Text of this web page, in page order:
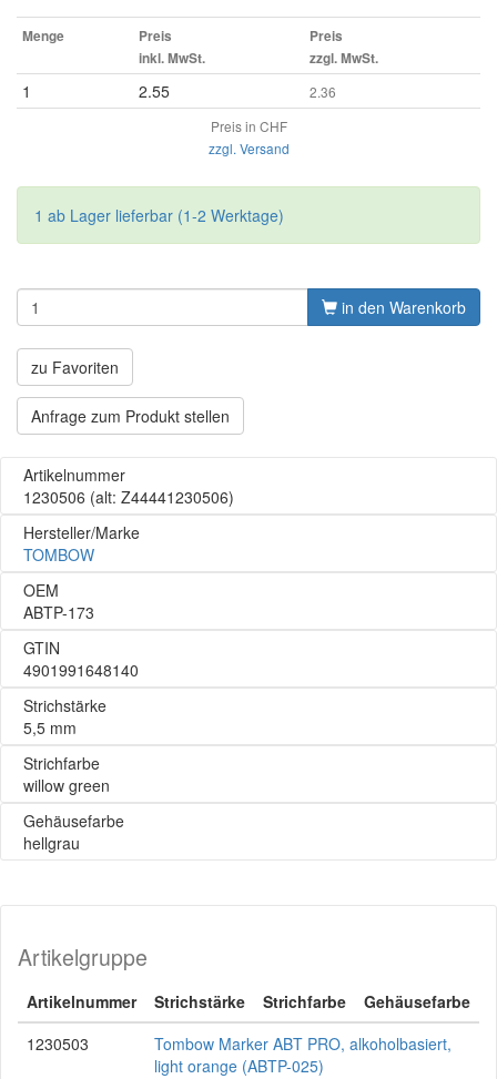
Menge
Preis
inkl. MwSt.
Preis
zzgl. MwSt.
1 2.55
2.36
Preis in CHF
zzgl. Versand
1 ab Lager lieferbar (1-2 Werktage)
in den Warenkorb
zu Favoriten
Anfrage zum Produkt stellen
Artikelnummer
1230506 (alt: Z44441230506)
Hersteller/Marke
TOMBOW
OEM
ABTP-173
GTIN
4901991648140
Strichstärke
5,5 mm
Strichfarbe
willow green
Gehäusefarbe
hellgrau
Artikelgruppe
Artikelnummer Strichstärke Strichfarbe
Gehäusefarbe
1230503
Tombow Marker ABT PRO, alkoholbasiert,
light orange (ABTP-025)